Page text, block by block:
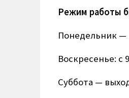
Режим работы
Понедельник —
Воскресенье: с
Суббота —